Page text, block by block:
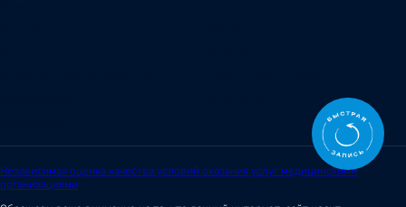
Независимая оценка качества условий оказания услуг медицинскими
организациями